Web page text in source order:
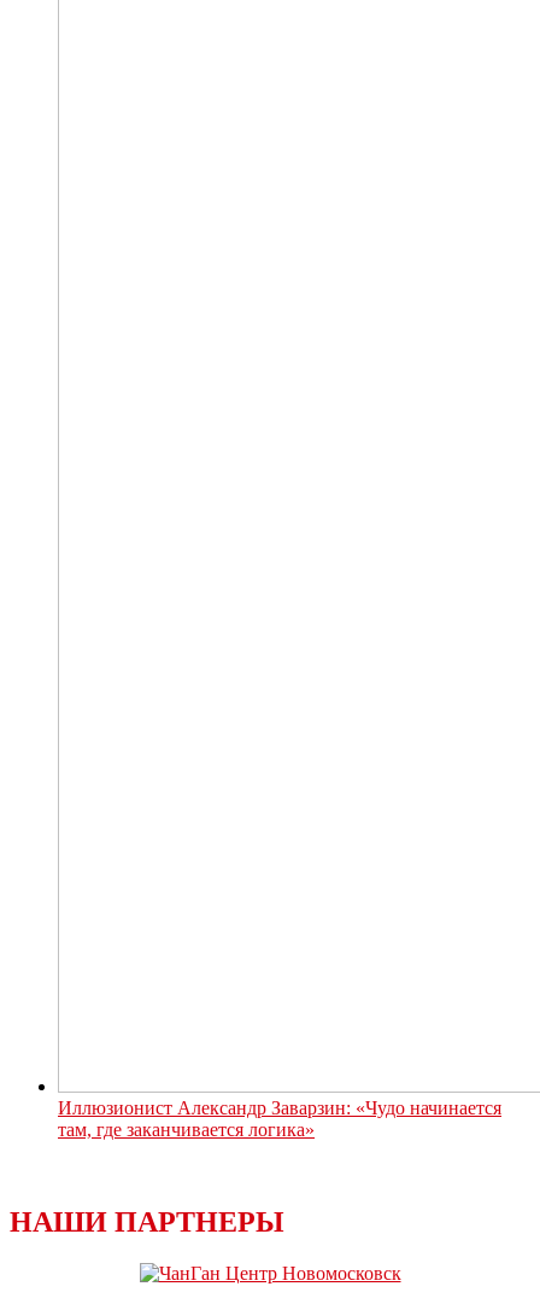
Иллюзионист Александр Заварзин: «Чудо начинается
там, где заканчивается логика»
НАШИ ПАРТНЕРЫ